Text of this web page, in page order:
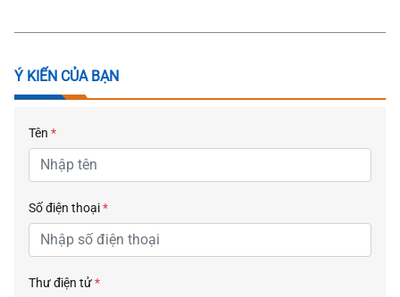
Ý KIẾN CỦA BẠN
Tên *
Số điện thoại*
Thư điện tử*